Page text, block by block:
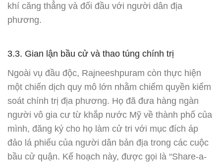
khí căng thẳng và đối đầu với người dân địa
phương.
3.3. Gian lận bầu cử và thao túng chính trị
Ngoài vụ đầu độc, Rajneeshpuram còn thực hiện
một chiến dịch quy mô lớn nhằm chiếm quyền kiểm
soát chính trị địa phương. Họ đã đưa hàng ngàn
người vô gia cư từ khắp nước Mỹ về thành phố của
mình, đăng ký cho họ làm cử tri với mục đích áp
đảo lá phiếu của người dân bản địa trong các cuộc
bầu cử quận. Kế hoạch này, được gọi là “Share-a-